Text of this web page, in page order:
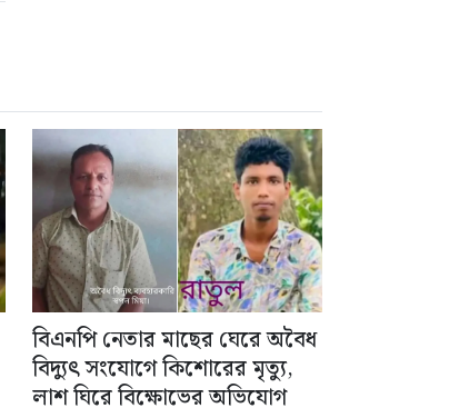
বিএনপি নেতার মাছের ঘেরে অবৈধ
বিদ্যুৎ সংযোগে কিশোরের মৃত্যু,
লাশ ঘিরে বিক্ষোভের অভিযোগ